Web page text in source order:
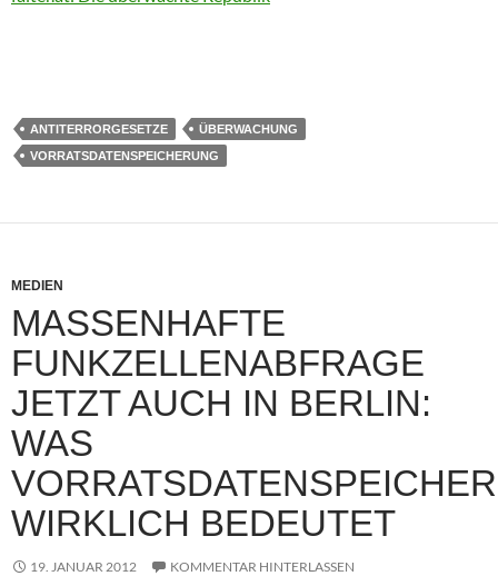
ANTITERRORGESETZE
ÜBERWACHUNG
VORRATSDATENSPEICHERUNG
MEDIEN
MASSENHAFTE
FUNKZELLENABFRAGE
JETZT AUCH IN BERLIN:
WAS
WIRKLICH BEDEUTET
19. JANUAR 2012 KOMMENTAR HINTERLASSEN